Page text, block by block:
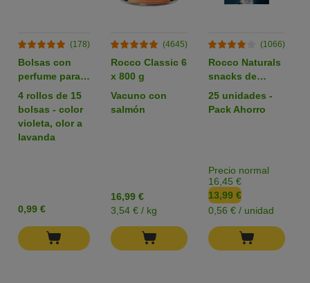
(178)
Bolsas con
perfume para
heces
4 rollos de 15
bolsas - color
violeta, olor a
lavanda
0,99 €
(4645)
Rocco Classic 6
x 800 g
Vacuno con
salmón
16,99 €
3,54 € / kg
(1066)
Rocco Naturals
snacks de
nervio de buey
para perros
25 unidades -
Pack Ahorro
Precio normal
16,45 €
13,99 €
0,56 € / unidad